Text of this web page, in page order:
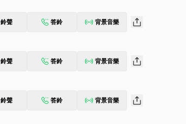
鈴聲 答鈴 背景音樂
鈴聲 答鈴 背景音樂
鈴聲 答鈴 背景音樂